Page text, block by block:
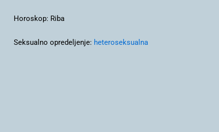
Horoskop: Riba
Seksualno opredeljenje: heteroseksualna